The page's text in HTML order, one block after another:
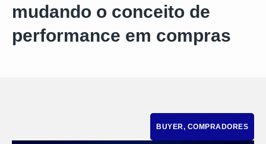
mudando o conceito de
performance em compras
BUYER, COMPRADORES